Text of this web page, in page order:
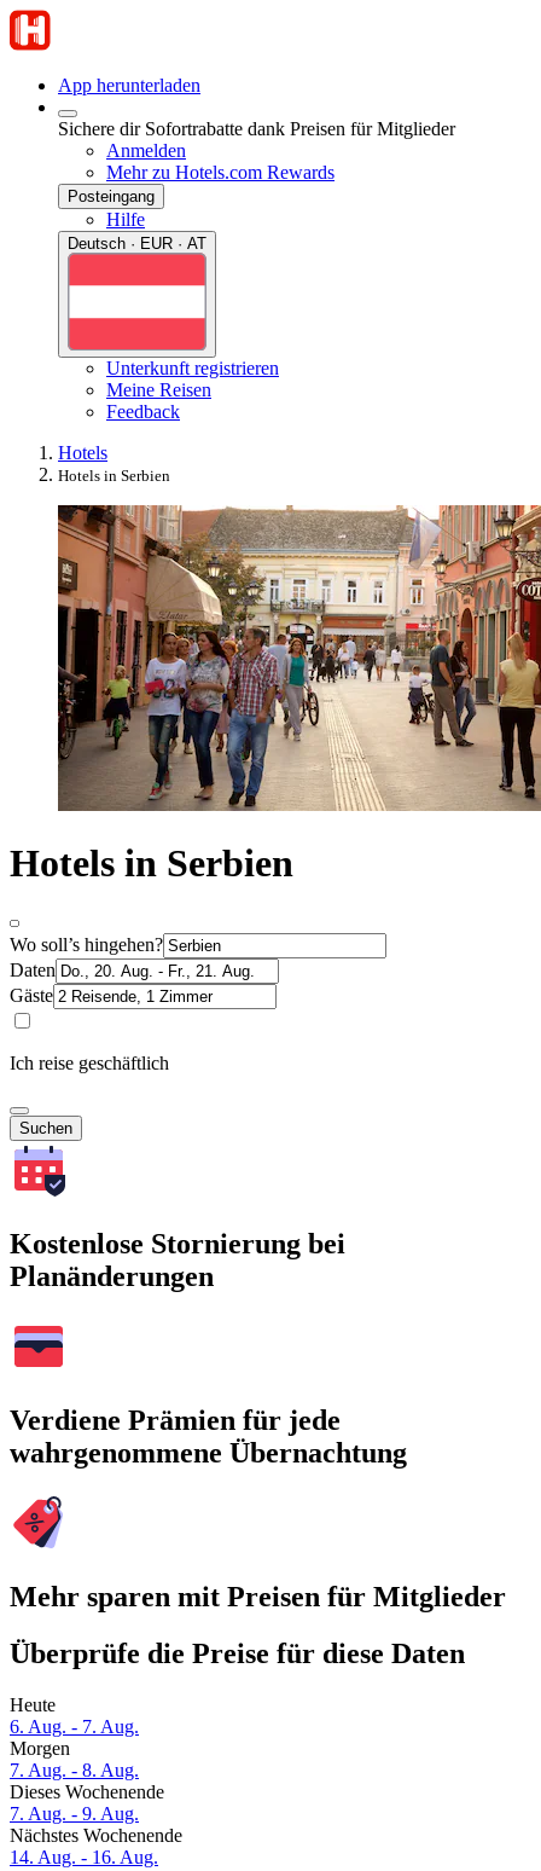
App herunterladen
Sichere dir Sofortrabatte dank Preisen für Mitglieder
Anmelden
Mehr zu Hotels.com Rewards
Posteingang
Hilfe
Deutsch · EUR · AT
Unterkunft registrieren
Meine Reisen
Feedback
Hotels
Hotels in Serbien
Hotels in Serbien
Wo soll’s hingehen?
Daten
Gäste
Ich reise geschäftlich
Suchen
Kostenlose Stornierung bei
Planänderungen
Verdiene Prämien für jede
wahrgenommene Übernachtung
Mehr sparen mit Preisen für Mitglieder
Überprüfe die Preise für diese Daten
Heute
6. Aug. - 7. Aug.
Morgen
7. Aug. - 8. Aug.
Dieses Wochenende
7. Aug. - 9. Aug.
Nächstes Wochenende
14. Aug. - 16. Aug.